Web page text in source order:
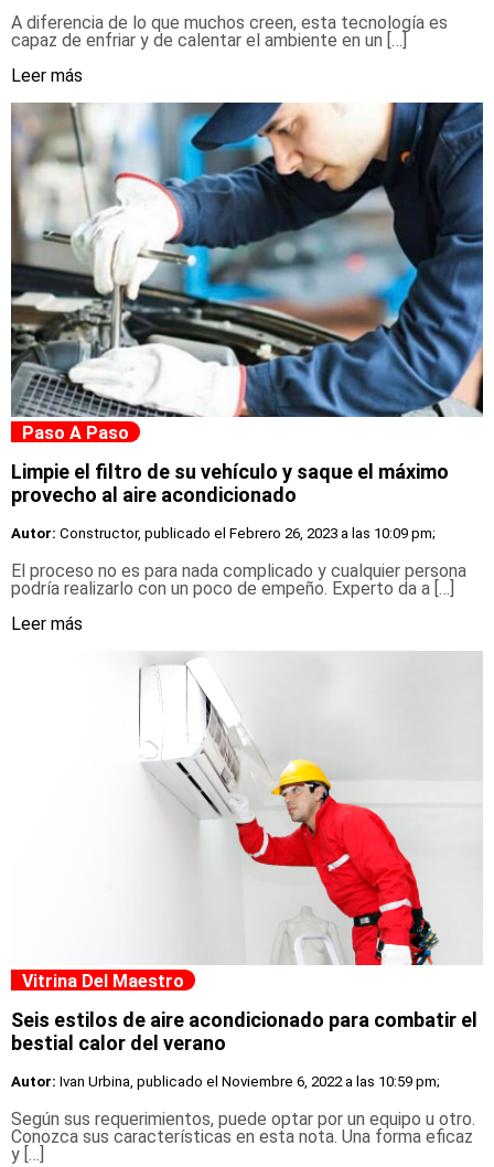
A diferencia de lo que muchos creen, esta tecnología es
capaz de enfriar y de calentar el ambiente en un […]
Leer más
Paso A Paso
Limpie el filtro de su vehículo y saque el máximo
provecho al aire acondicionado
Autor: Constructor, publicado el Febrero 26, 2023 a las 10:09 pm;
El proceso no es para nada complicado y cualquier persona
podría realizarlo con un poco de empeño. Experto da a […]
Leer más
Vitrina Del Maestro
Seis estilos de aire acondicionado para combatir el
bestial calor del verano
Autor: Ivan Urbina, publicado el Noviembre 6, 2022 a las 10:59 pm;
Según sus requerimientos, puede optar por un equipo u otro.
Conozca sus características en esta nota. Una forma eficaz
y […]